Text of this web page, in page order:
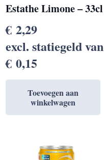
Estathe Limone – 33cl
€ 2,29
excl. statiegeld van
€ 0,15
Toevoegen aan
winkelwagen